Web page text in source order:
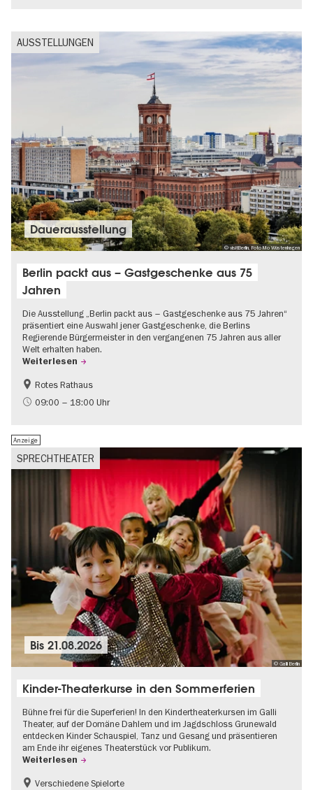
AUSSTELLUNGEN
© visitBerlin, Foto Mo Wüstenhagen
Dauer­aus­stel­lung
Berlin packt aus – Gastgeschenke aus 75
Jahren
Die Ausstellung „Berlin packt aus – Gastgeschenke aus 75 Jahren“
präsentiert eine Auswahl jener Gastgeschenke, die Berlins
Regierende Bürgermeister in den vergangenen 75 Jahren aus aller
Welt erhalten haben.
Weiterlesen
Geschichte
Gratis
Rotes Rathaus
09:00 – 18:00 Uhr
SPRECHTHEATER
Anzeige
© Galli Berlin
Bis21.08.2026
Kinder-Theaterkurse in den Sommerferien
Bühne frei für die Superferien! In den Kindertheaterkursen im Galli
Theater, auf der Domäne Dahlem und im Jagdschloss Grunewald
entdecken Kinder Schauspiel, Tanz und Gesang und präsentieren
am Ende ihr eigenes Theaterstück vor Publikum.
Weiterlesen
Kinder
Verschiedene Spielorte